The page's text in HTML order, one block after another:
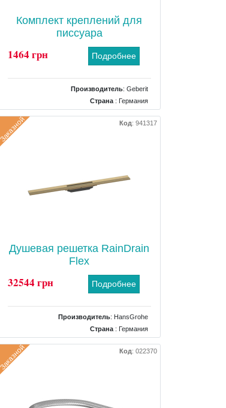
Комплект креплений для
писсуара
1464 грн Подробнее
Производитель: Geberit
Страна: Германия
Заказной Код: 941317
Душевая решетка RainDrain
Flex
32544 грн Подробнее
Производитель: HansGrohe
Страна: Германия
Заказной Код: 022370